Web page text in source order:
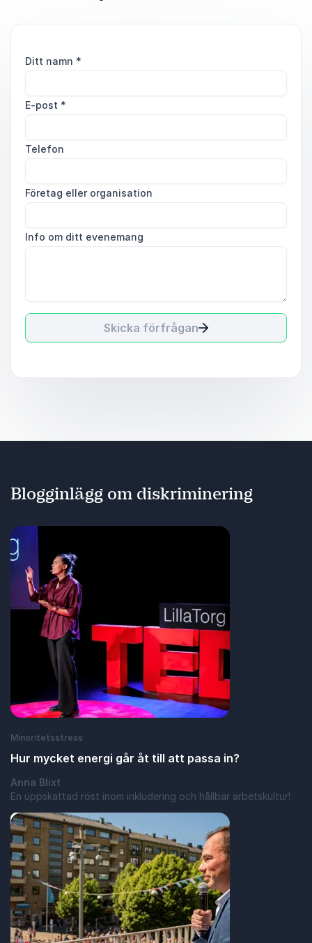
Ditt namn *
E-post *
Telefon
Företag eller organisation
Info om ditt evenemang
Skicka förfrågan
Blogginlägg om diskriminering
Minoritetsstress
Hur mycket energi går åt till att passa in?
Anna Blixt
En uppskattad röst inom inkludering och hållbar arbetskultur!
Läs blogginlägg: Hur mycket energi går åt till att passa in?